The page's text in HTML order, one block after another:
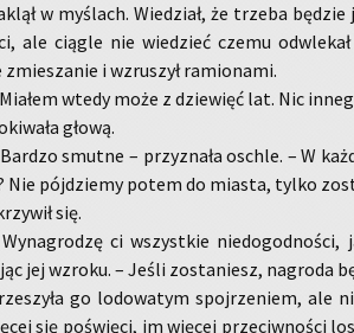
w my­ślach. Wie­dział, że trze­ba
ale cią­gle nie wie­dzieć czemu
zmie­sza­nie i wzru­szył ra­mio­na­mi.
wtedy może z dzie­więć lat. Nic
głową.
smut­ne – przy­zna­ła oschle. – W
Nie pój­dzie­my potem do mia­sta, tylko
się.
ci wszyst­kie nie­do­god­no­ści,
jej wzro­ku. – Jeśli zo­sta­niesz, na­gro­da
go lo­do­wa­tym spoj­rze­niem, ale
się po­świę­ci, im wię­cej prze­ciw­no­ści